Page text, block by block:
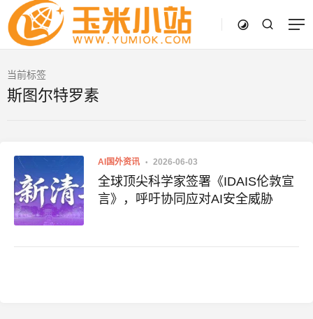
当前标签
斯图尔特罗素
AI国外资讯 2026-06-03
全球顶尖科学家签署《IDAIS伦敦宣
言》，呼吁协同应对AI安全威胁